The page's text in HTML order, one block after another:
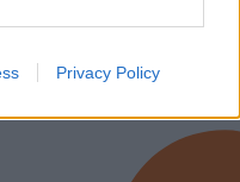
Privacy Policy